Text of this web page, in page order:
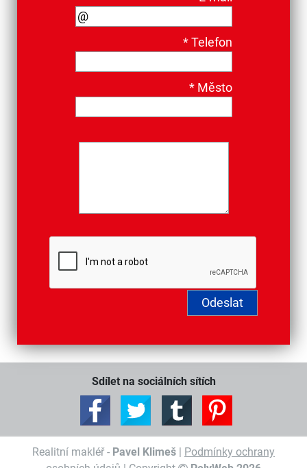
*Telefon
*Město
Sdílet na sociálních sítích
Realitní makléř - Pavel Klimeš | Podmínky ochrany